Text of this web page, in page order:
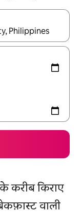
का इस्तेमाल करके नेविगेट
करीब किराए
वाली